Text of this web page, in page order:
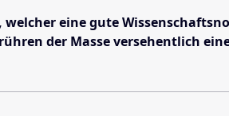
eine gute
der Masse versehentlich